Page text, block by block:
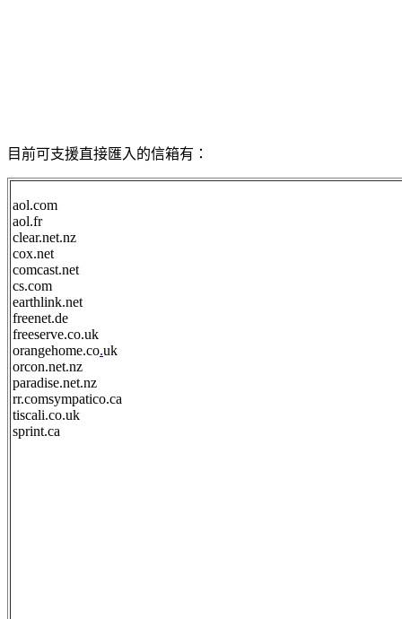
目前可支援直接匯入的信箱有：
aol.com
aol.fr
clear.net.nz
cox.net
comcast.net
cs.com
earthlink.net
freenet.de
freeserve.co.uk
orangehome.co.uk
orcon.net.nz
paradise.net.nz
rr.comsympatico.ca
tiscali.co.uk
sprint.ca